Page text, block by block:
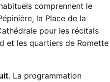
comprennent le
la Place de la
pour les récitals
et les quartiers de Romette
. La programmation